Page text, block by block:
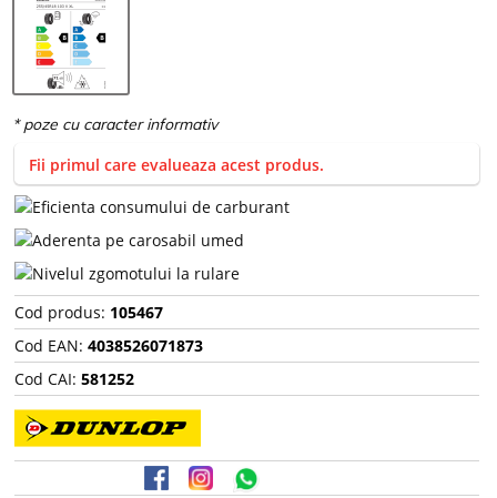
Fii primul care evalueaza acest produs.
Cod produs: 105467
Cod EAN: 4038526071873
Cod CAI: 581252